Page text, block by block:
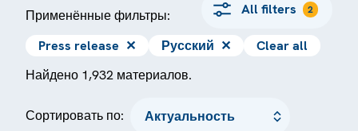
Применённые фильтры: All filters 2
Press release ✕ Русский ✕
Clear all
Найдено 1,932 материалов.
Сортировать по: